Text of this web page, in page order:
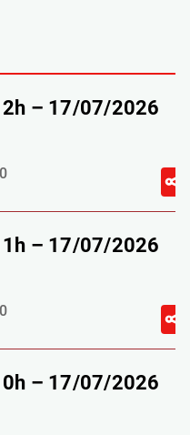
– 17/07/2026
– 17/07/2026
– 17/07/2026